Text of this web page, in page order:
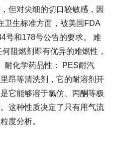
但对尖细的切口较敏感，因
卫生标准方面，被美国FDA
号和178号公告的要求。 难
阻燃剂即有优异的难燃性，
化学药品性： PES耐汽
昂等清洗剂，它的耐溶剂开
它能够溶于氯仿、丙酮等极
这种性质决定了只有用气流
度分析。